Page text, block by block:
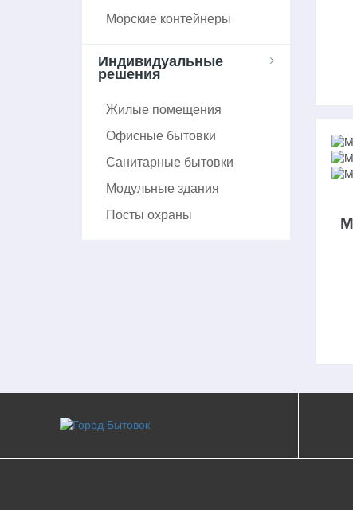
Морские контейнеры
Индивидуальные
решения
Жилые помещения
Офисные бытовки
Санитарные бытовки
Модульные здания
Посты охраны